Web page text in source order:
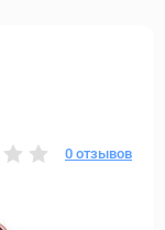
0 отзывов